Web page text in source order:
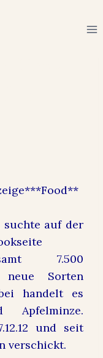
suchte auf der
7.500
Sorten
handelt es
und seit
verschickt.